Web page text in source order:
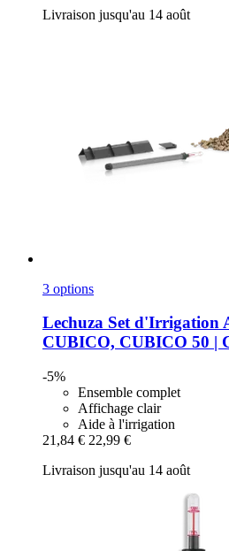
Livraison jusqu'au 14 août
3 options
Lechuza Set d'Irrigation
CUBICO, CUBICO 50 |
-5%
Ensemble complet
Affichage clair
Aide à l'irrigation
21,84 € 22,99 €
Livraison jusqu'au 14 août